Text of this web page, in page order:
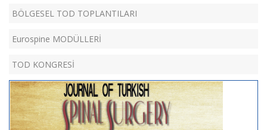
BÖLGESEL TOD TOPLANTILARI
Eurospine MODÜLLERİ
TOD KONGRESİ